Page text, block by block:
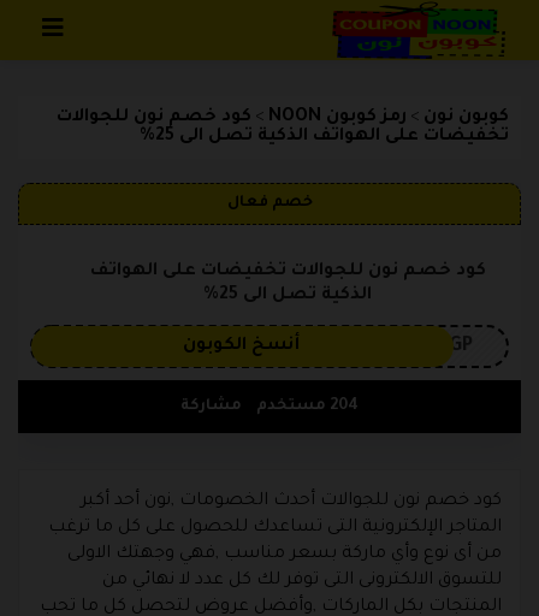
كوبون نون > رمز كوبون NOON > كود خصم نون للجوالات
تخفيضات على الهواتف الذكية تصل الى 25%
خصم فعال
كود خصم نون للجوالات تخفيضات على الهواتف
الذكية تصل الى 25%
3GP أنسخ الكوبون
204 مستخدم مشاركة
كود خصم نون للجوالات أحدث الخصومات ,نون أحد أكبر
المتاجر الإلكترونية التى تساعدك للحصول على كل ما ترغب
من أى نوع وأي ماركة بسعر مناسب ,فهي وجهتك الاولى
للتسوق الالكترونى التى توفر لك كل عدد لا نهائي من
المنتجات بكل الماركات ,وأفضل عروض لتحصل كل ما تحب